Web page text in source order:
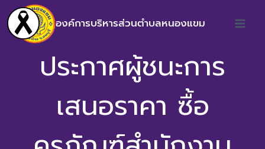
องค์การบริหารส่วนตำบลหนองแขม
ประกาศผู้ชนะการ
เสนอราคา ซื้อ